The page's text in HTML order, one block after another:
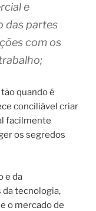
e
das partes
com os
quando é
conciliável criar
facilmente
os segredos
e da
da tecnologia,
o mercado de